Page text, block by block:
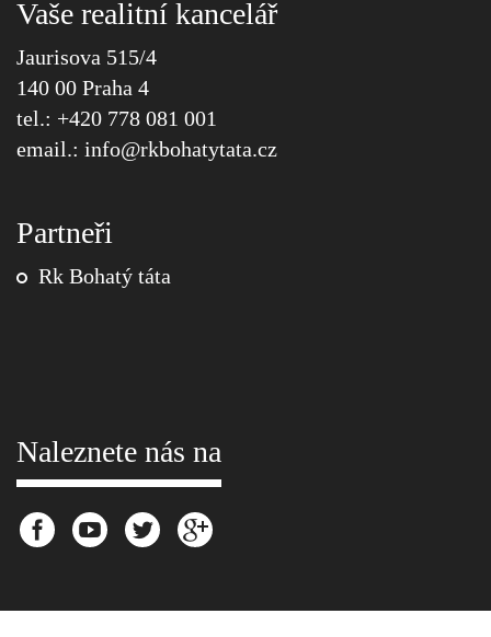
Vaše realitní kancelář
Jaurisova 515/4
140 00 Praha 4
tel.: +420 778 081 001
email.: info@rkbohatytata.cz
Partneři
Rk Bohatý táta
Naleznete nás na